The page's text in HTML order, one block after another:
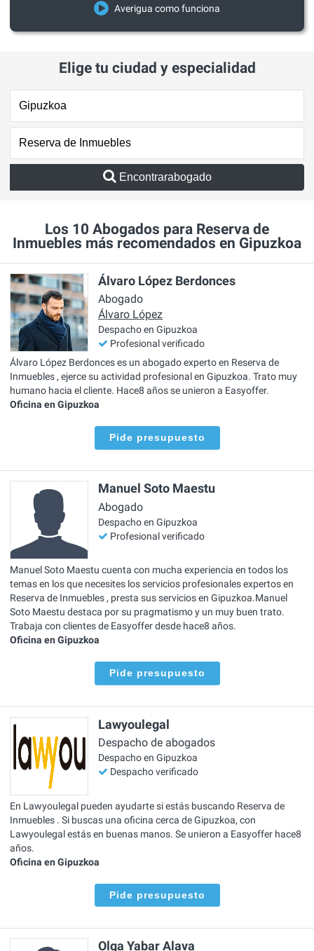
Averigua como funciona
Elige tu ciudad y especialidad
Encontrarabogado
Los 10 Abogados para Reserva de
Inmuebles más recomendados en Gipuzkoa
Álvaro López Berdonces
Abogado
Álvaro López
Despacho en Gipuzkoa
Profesional verificado
Álvaro López Berdonces es un abogado experto en Reserva de
Inmuebles , ejerce su actividad profesional en Gipuzkoa. Trato muy
humano hacia el cliente. Hace8 años se unieron a Easyoffer.
Oficina en Gipuzkoa
Pide presupuesto
Manuel Soto Maestu
Abogado
Despacho en Gipuzkoa
Profesional verificado
Manuel Soto Maestu cuenta con mucha experiencia en todos los
temas en los que necesites los servicios profesionales expertos en
Reserva de Inmuebles , presta sus servicios en Gipuzkoa.Manuel
Soto Maestu destaca por su pragmatismo y un muy buen trato.
Trabaja con clientes de Easyoffer desde hace8 años.
Oficina en Gipuzkoa
Pide presupuesto
Lawyoulegal
Despacho de abogados
Despacho en Gipuzkoa
Despacho verificado
En Lawyoulegal pueden ayudarte si estás buscando Reserva de
Inmuebles . Si buscas una oficina cerca de Gipuzkoa, con
Lawyoulegal estás en buenas manos. Se unieron a Easyoffer hace8
años.
Oficina en Gipuzkoa
Pide presupuesto
Olga Yabar Alava